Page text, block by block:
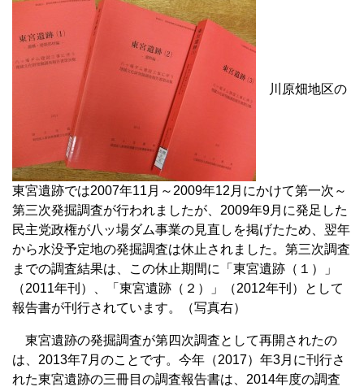
川原畑地区の
東宮遺跡では2007年11月～2009年12月にかけて第一次～
第三次発掘調査が行われましたが、2009年9月に発足した
民主党政権が八ッ場ダム事業の見直しを掲げたため、翌年
から水没予定地の発掘調査は休止されました。第三次調査
までの調査結果は、この休止期間に「東宮遺跡（１）」
（2011年刊）、「東宮遺跡（２）」（2012年刊）として
報告書が刊行されています。（写真右）
東宮遺跡の発掘調査が第四次調査として再開されたの
は、2013年7月のことです。今年（2017）年3月に刊行さ
れた東宮遺跡の三冊目の調査報告書は、2014年度の調査